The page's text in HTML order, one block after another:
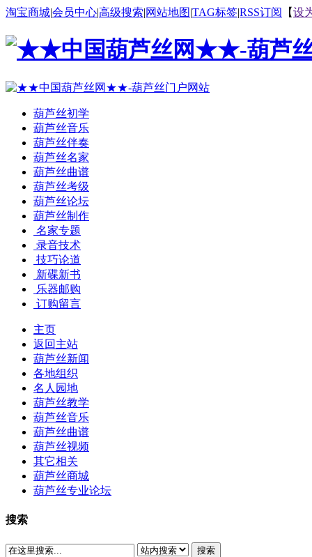
淘宝商城|会员中心|高级搜索|网站地图|TAG标签|RSS订阅 【设
葫芦丝初学
葫芦丝音乐
葫芦丝伴奏
葫芦丝名家
葫芦丝曲谱
葫芦丝考级
葫芦丝论坛
葫芦丝制作
名家专题
录音技术
技巧论道
新碟新书
乐器邮购
订购留言
主页
返回主站
葫芦丝新闻
各地组织
名人园地
葫芦丝教学
葫芦丝音乐
葫芦丝曲谱
葫芦丝视频
其它相关
葫芦丝商城
葫芦丝专业论坛
搜索
搜索